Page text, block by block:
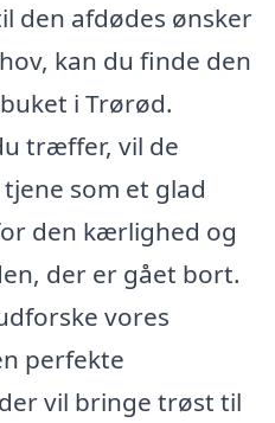
den afdødes ønsker
kan du finde den
i Trørød.
træffer, vil de
som et glad
den kærlighed og
der er gået bort.
vores
perfekte
vil bringe trøst til